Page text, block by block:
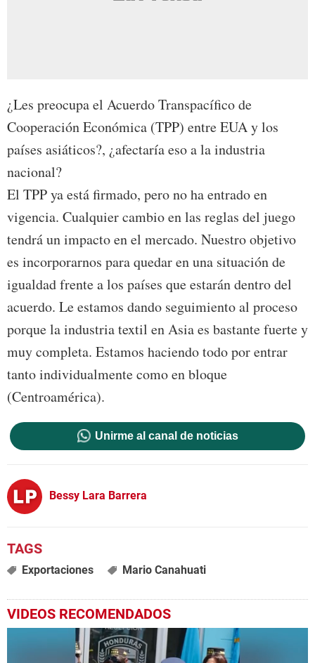
¿Les preocupa el Acuerdo Transpacífico de
Cooperación Económica (TPP) entre EUA y los
países asiáticos?, ¿afectaría eso a la industria
nacional?
El TPP ya está firmado, pero no ha entrado en
vigencia. Cualquier cambio en las reglas del juego
tendrá un impacto en el mercado. Nuestro objetivo
es incorporarnos para quedar en una situación de
igualdad frente a los países que estarán dentro del
acuerdo. Le estamos dando seguimiento al proceso
porque la industria textil en Asia es bastante fuerte y
muy completa. Estamos haciendo todo por entrar
tanto individualmente como en bloque
(Centroamérica).
Unirme al canal de noticias
Bessy Lara Barrera
Exportaciones Mario Canahuati
VIDEOS RECOMENDADOS